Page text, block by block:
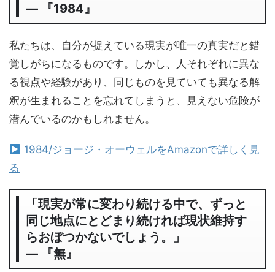
― 『1984』
私たちは、自分が捉えている現実が唯一の真実だと錯
覚しがちになるものです。しかし、人それぞれに異な
る視点や経験があり、同じものを見ていても異なる解
釈が生まれることを忘れてしまうと、見えない危険が
潜んでいるのかもしれません。
1984/ジョージ・オーウェルをAmazonで詳しく見
る
「現実が常に変わり続ける中で、ずっと
同じ地点にとどまり続ければ現状維持す
らおぼつかないでしょう。」
― 『無』